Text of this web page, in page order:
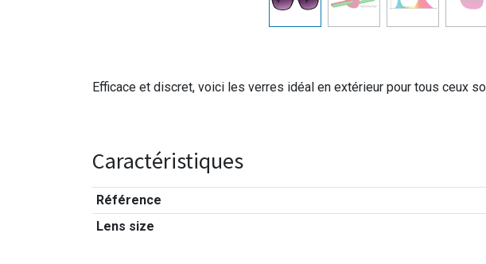
Efficace et discret, voici les verres idéal en extérieur pour tous ceux
Caractéristiques
Référence
Lens size